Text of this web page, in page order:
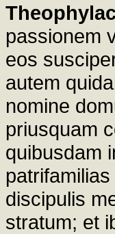
passionem
eos
autem
nomine
priusquam
quibusdam
discipulis
stratum; et